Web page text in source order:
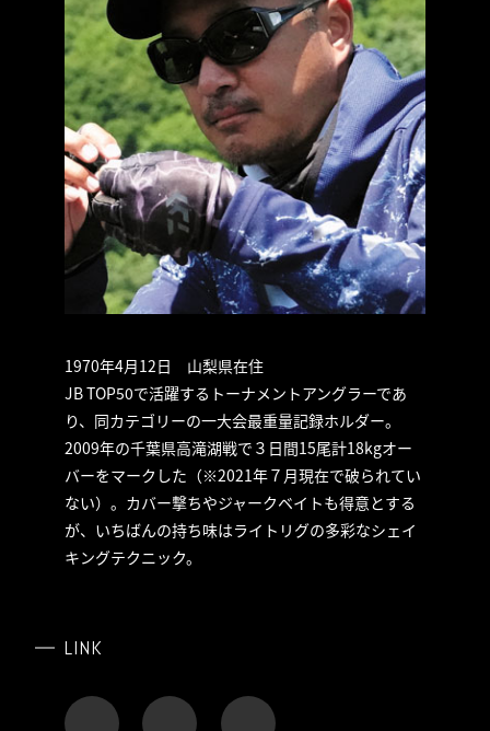
1970年4月12日 山梨県在住
JB TOP50で活躍するトーナメントアングラーであ
り、同カテゴリーの一大会最重量記録ホルダー。
2009年の千葉県高滝湖戦で３日間15尾計18kgオー
バーをマークした（※2021年７月現在で破られてい
ない）。カバー撃ちやジャークベイトも得意とする
が、いちばんの持ち味はライトリグの多彩なシェイ
キングテクニック。
LINK